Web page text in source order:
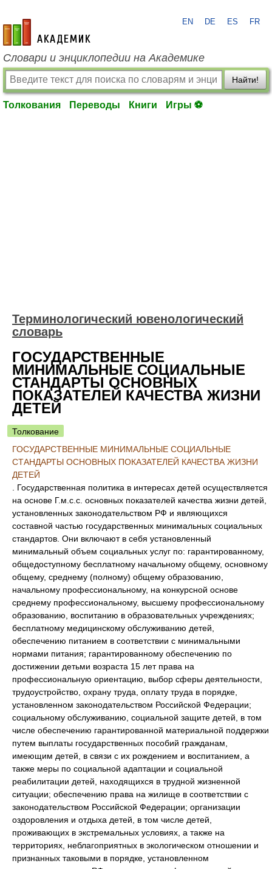
academic.ru
EN DE ES FR
Словари и энциклопедии на Академике
Найти!
Толкования Переводы Книги Игры ⚽
Терминологический ювенологический
словарь
ГОСУДАРСТВЕННЫЕ
МИНИМАЛЬНЫЕ СОЦИАЛЬНЫЕ
СТАНДАРТЫ ОСНОВНЫХ
ПОКАЗАТЕЛЕЙ КАЧЕСТВА ЖИЗНИ
ДЕТЕЙ
Толкование
ГОСУДАРСТВЕННЫЕ МИНИМАЛЬНЫЕ СОЦИАЛЬНЫЕ
СТАНДАРТЫ ОСНОВНЫХ ПОКАЗАТЕЛЕЙ КАЧЕСТВА ЖИЗНИ
ДЕТЕЙ
. Государственная политика в интересах детей осуществляется
на основе Г.м.с.с. основных показателей качества жизни детей,
установленных законодательством РФ и являющихся
составной частью государственных минимальных социальных
стандартов. Они включают в себя установленный
минимальный объем социальных услуг по: гарантированному,
общедоступному бесплатному начальному общему, основному
общему, среднему (полному) общему образованию,
начальному профессиональному, на конкурсной основе
среднему профессиональному, высшему профессиональному
образованию, воспитанию в образовательных учреждениях;
бесплатному медицинскому обслуживанию детей,
обеспечению питанием в соответствии с минимальными
нормами питания; гарантированному обеспечению по
достижении детьми возраста 15 лет права на
профессиональную ориентацию, выбор сферы деятельности,
трудоустройство, охрану труда, оплату труда в порядке,
установленном законодательством Российской Федерации;
социальному обслуживанию, социальной защите детей, в том
числе обеспечению гарантированной материальной поддержки
путем выплаты государственных пособий гражданам,
имеющим детей, в связи с их рождением и воспитанием, а
также меры по социальной адаптации и социальной
реабилитации детей, находящихся в трудной жизненной
ситуации; обеспечению права на жилище в соответствии с
законодательством Российской Федерации; организации
оздоровления и отдыха детей, в том числе детей,
проживающих в экстремальных условиях, а также на
территориях, неблагоприятных в экологическом отношении и
признанных таковыми в порядке, установленном